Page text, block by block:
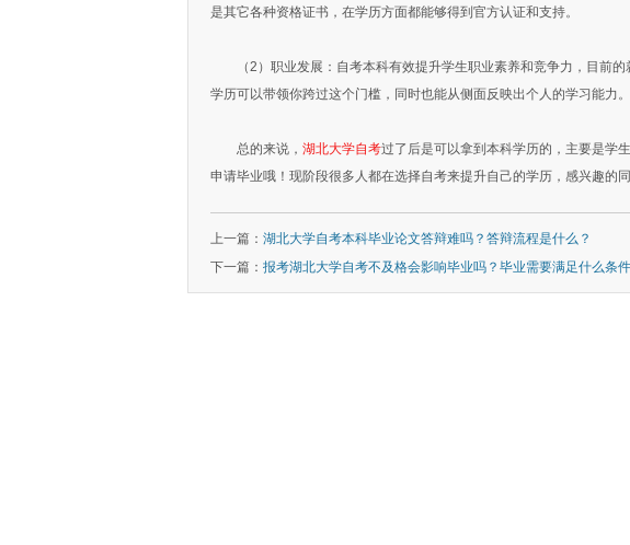
是其它各种资格证书，在学历方面都能够得到官方认证和支持。
（2）职业发展：自考本科有效提升学生职业素养和竞争力，目前的
学历可以带领你跨过这个门槛，同时也能从侧面反映出个人的学习能力。
总的来说， 湖北大学自考过了后是可以拿到本科学历的，主要是学
申请毕业哦！现阶段很多人都在选择自考来提升自己的学历，感兴趣的
上一篇： 湖北大学自考本科毕业论文答辩难吗？答辩流程是什么？
下一篇： 报考湖北大学自考不及格会影响毕业吗？毕业需要满足什么条